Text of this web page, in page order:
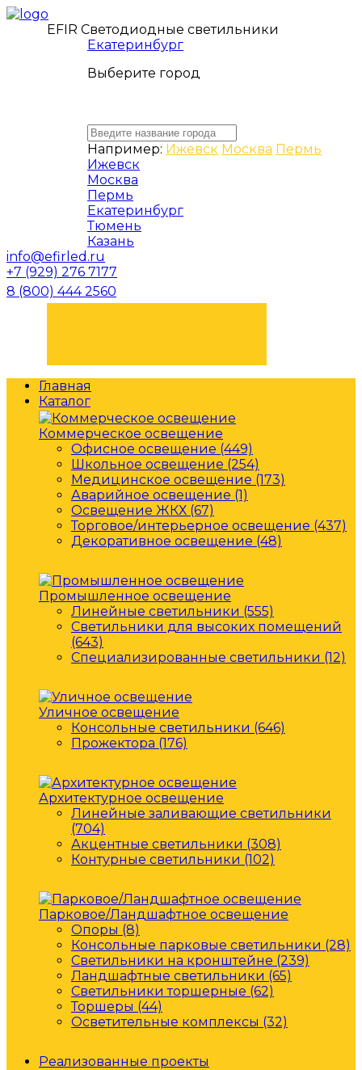
EFIR Светодиодные светильники
Екатеринбург
Выберите город
Например: Ижевск Москва Пермь
Ижевск
Москва
Пермь
Екатеринбург
Тюмень
Казань
info@efirled.ru
+7 (929) 276 7177
8 (800) 444 2560
Главная
Каталог
Коммерческое освещение
Офисное освещение (449)
Школьное освещение (254)
Медицинское освещение (173)
Аварийное освещение (1)
Освещение ЖКХ (67)
Торговое/интерьерное освещение (437)
Декоративное освещение (48)
Промышленное освещение
Линейные светильники (555)
Светильники для высоких помещений
(643)
Специализированные светильники (12)
Уличное освещение
Консольные светильники (646)
Прожектора (176)
Архитектурное освещение
Линейные заливающие светильники
(704)
Акцентные светильники (308)
Контурные светильники (102)
Парковое/Ландшафтное освещение
Опоры (8)
Консольные парковые светильники (28)
Светильники на кронштейне (239)
Ландшафтные светильники (65)
Светильники торшерные (62)
Торшеры (44)
Осветительные комплексы (32)
Реализованные проекты